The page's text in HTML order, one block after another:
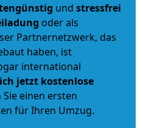
und stressfrei
oder als
Partnernetzwerk, das
haben, ist
international
jetzt kostenlose
einen ersten
für Ihren Umzug.